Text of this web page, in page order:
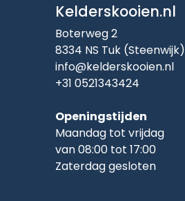
Kelderskooien.nl
Boterweg 2
8334 NS Tuk (Steenwijk)
info@kelderskooien.nl
+31 0521343424
Openingstijden
Maandag tot vrijdag
van 08:00 tot 17:00
Zaterdag gesloten